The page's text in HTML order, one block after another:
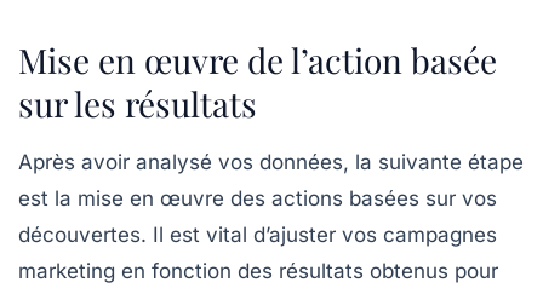
Mise en œuvre de l’action basée
sur les résultats
Après avoir analysé vos données, la suivante étape
est la mise en œuvre des actions basées sur vos
découvertes. Il est vital d’ajuster vos campagnes
marketing en fonction des résultats obtenus pour